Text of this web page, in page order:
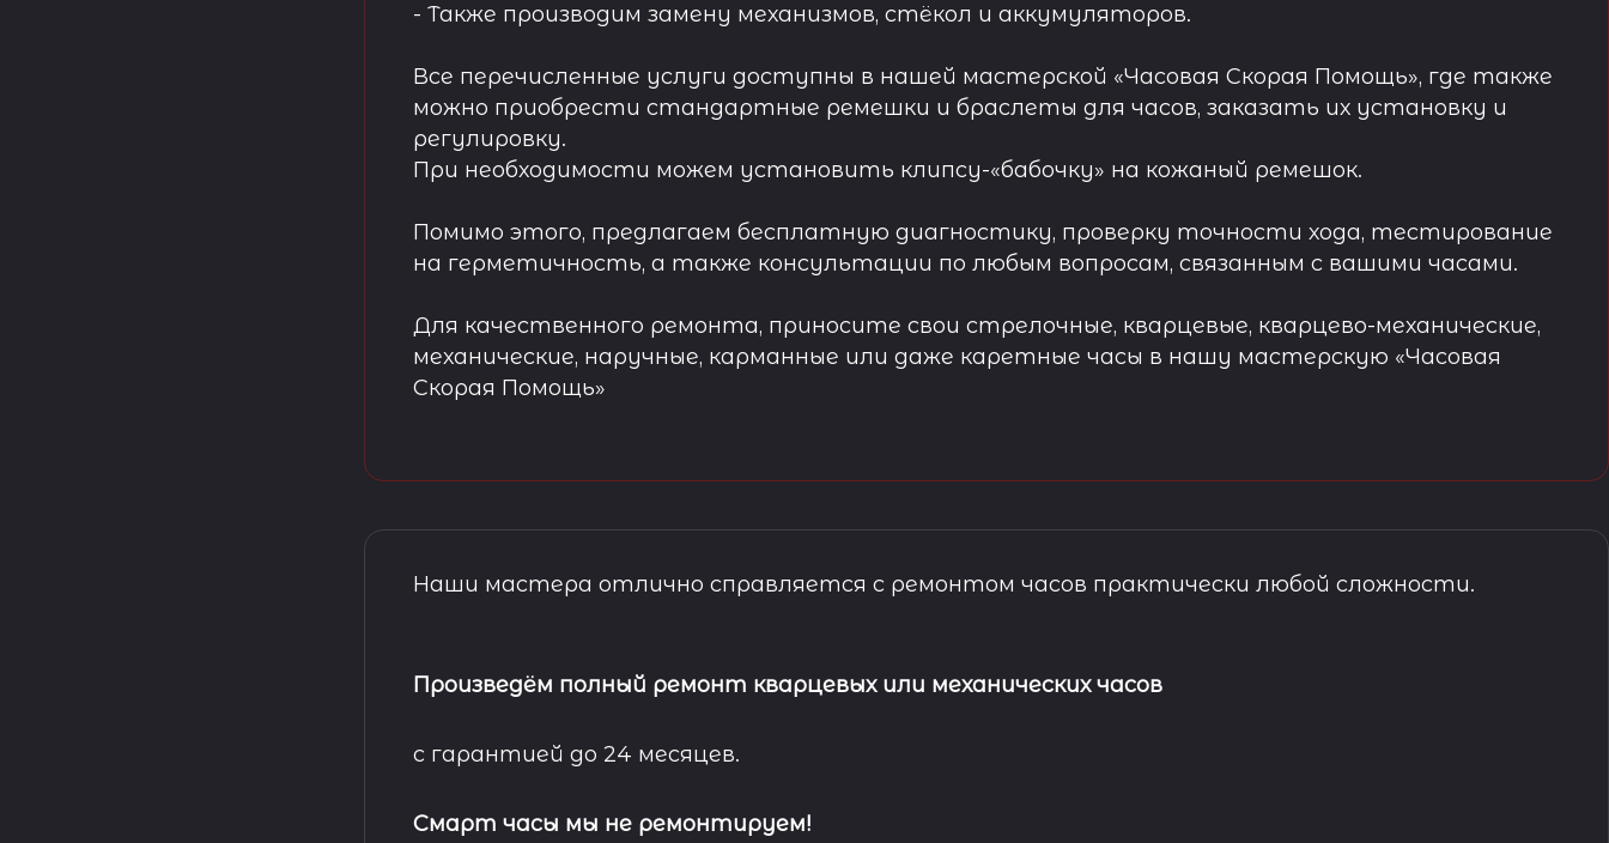
- Также производим замену механизмов, стёкол и аккумуляторов.
Все перечисленные услуги доступны в нашей мастерской «Часовая Скорая Помощь», где также
можно приобрести стандартные ремешки и браслеты для часов, заказать их установку и
регулировку.
При необходимости можем установить клипсу-«бабочку» на кожаный ремешок.
Помимо этого, предлагаем бесплатную диагностику, проверку точности хода, тестирование
на герметичность, а также консультации по любым вопросам, связанным с вашими часами.
Для качественного ремонта, приносите свои стрелочные, кварцевые, кварцево-механические,
механические, наручные, карманные или даже каретные часы в нашу мастерскую «Часовая
Скорая Помощь»
Наши мастера отлично справляется с ремонтом часов практически любой сложности.
Произведём полный ремонт кварцевых или механических часов
с гарантией до 24 месяцев.
Смарт часы мы не ремонтируем!